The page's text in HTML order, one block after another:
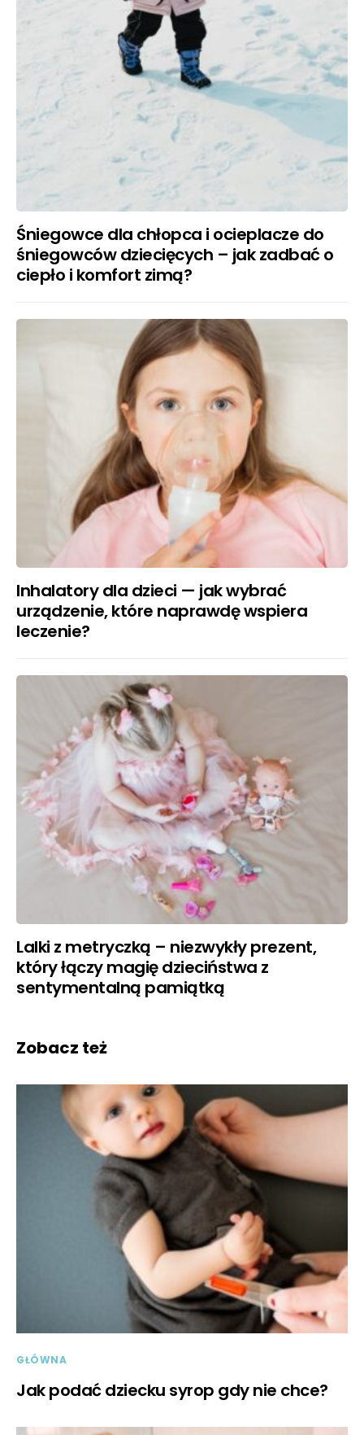
Śniegowce dla chłopca i ocieplacze do
śniegowców dziecięcych – jak zadbać o
ciepło i komfort zimą?
Inhalatory dla dzieci — jak wybrać
urządzenie, które naprawdę wspiera
leczenie?
Lalki z metryczką – niezwykły prezent,
który łączy magię dzieciństwa z
sentymentalną pamiątką
Zobacz też
GŁÓWNA
Jak podać dziecku syrop gdy nie chce?